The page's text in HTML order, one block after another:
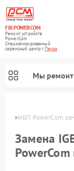
FIX-POWERCOM
Ремонт устройств
PowerCom
Специализированный
cервисный центр г.Пенза
Мы
ИБП PowerCom
Замена